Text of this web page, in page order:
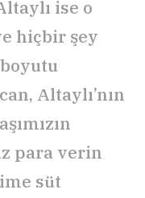
ise o
hiçbir şey
Altaylı’nın
para verin
süt